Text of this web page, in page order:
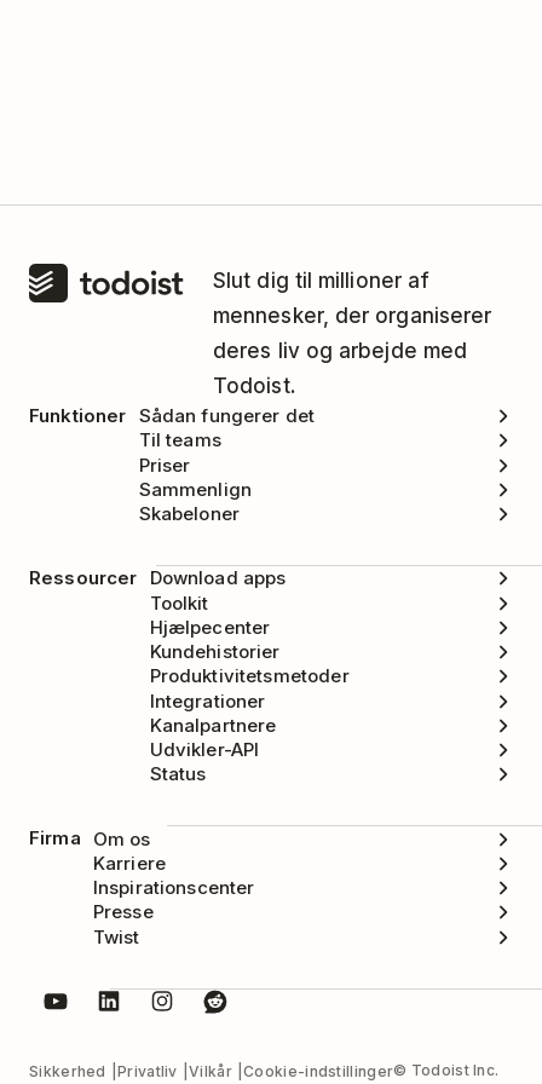
Slut dig til millioner af
mennesker, der organiserer
deres liv og arbejde med
Todoist.
Funktioner Sådan fungerer det
Til teams
Priser
Sammenlign
Skabeloner
Ressourcer
Download apps
Toolkit
Hjælpecenter
Kundehistorier
Produktivitetsmetoder
Integrationer
Kanalpartnere
Udvikler-API
Status
Firma
Om os
Karriere
Inspirationscenter
Presse
Twist
Sikkerhed Privatliv Vilkår Cookie-indstillinger© Todoist Inc.